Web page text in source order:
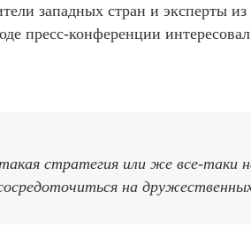
западных стран и эксперты
пресс-конференции
стратегия или же все-таки
на